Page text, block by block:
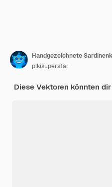
Handgezeichnete
pikisuperstar
Diese Vektoren könnten